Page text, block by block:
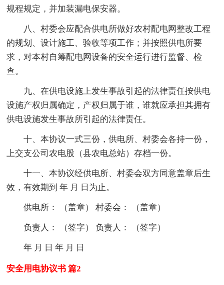
规程规定，并加装漏电保安器。
八、村委会应配合供电所做好农村配电网整改工程
的规划、设计施工、验收等项工作；并按照供电所要
求，对本村自筹配电网设备的安全运行进行监督、检
查。
九、在供电设施上发生事故引起的法律责任按供电
设施产权归属确定，产权归属于谁，谁就应承担其拥有
供电设施发生事故所引起的法律责任。
十、本协议一式三份，供电所、村委会各持一份，
上交支公司农电股（县农电总站）存档一份。
十一、本协议经供电所、村委会双方同意盖章后生
效，有效期到 年 月 日为止。
供电所： （盖章） 村委会： （盖章）
负责人： （签字） 负责人： （签字）
年 月 日 年 月 日
安全用电协议书 篇2